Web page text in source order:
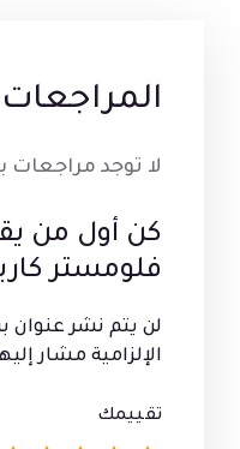
المراجعات
لا توجد مراجعات
كن أول من
فلومستر كاريوكا
لن يتم نشر عنوان
الإلزامية مشار
تقييمك